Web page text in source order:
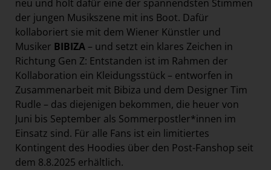
Unibail-Rodamco-Westfield
Vöslauer
NMK
MEDIA
KONTAKT
neu und holt dafür eine der spannendsten Stimmen
der jungen Musikszene mit ins Boot. Dafür
kollaboriert sie mit dem Wiener Künstler und
Musiker BIBIZA – und setzt ein klares Zeichen in
Richtung Gen Z: Entstanden ist im Rahmen der
Kollaboration ein Kleidungsstück – entworfen in
Zusammenarbeit mit Bibiza und dem Designer Tim
Rudle – das diejenigen bekommen, die heuer von
Juni bis September als Sommerpostler*innen im
Einsatz sind. Für alle Fans ist ein limitiertes
Kontingent des Hoodies über den Post-Fanshop seit
dem 8.8.2025 erhältlich.